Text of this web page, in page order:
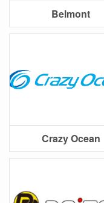
Belmont
Crazy Ocean